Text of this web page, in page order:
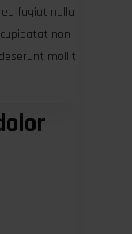
fugiat nulla
non
mollit